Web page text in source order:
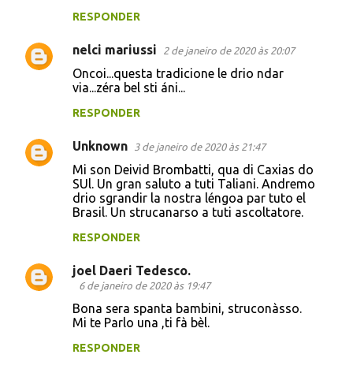
RESPONDER
nelci mariussi 2 de janeiro de 2020 às 20:07
Oncoi...questa tradicione le drio ndar
via...zéra bel sti áni...
RESPONDER
Unknown 3 de janeiro de 2020 às 21:47
Mi son Deivid Brombatti, qua di Caxias do
SUl. Un gran saluto a tuti Taliani. Andremo
drio sgrandir la nostra léngoa par tuto el
Brasil. Un strucanarso a tuti ascoltatore.
RESPONDER
joel Daeri Tedesco.
6 de janeiro de 2020 às 19:47
Bona sera spanta bambini, struconàsso.
Mi te Parlo una ,ti fà bèl.
RESPONDER